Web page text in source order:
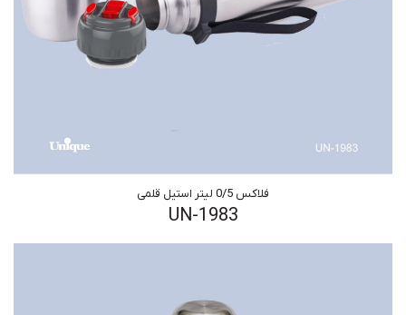
فلاکس 0/5 لیتر استیل قلمی
UN-1983